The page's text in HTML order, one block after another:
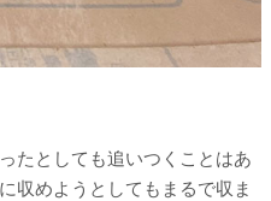
たとしても追いつくことはあ
収めようとしてもまるで収ま